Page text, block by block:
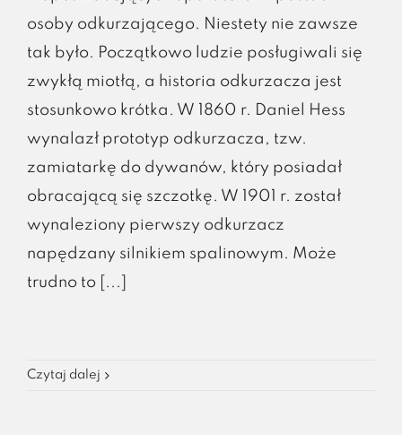
osoby odkurzającego. Niestety nie zawsze
tak było. Początkowo ludzie posługiwali się
zwykłą miotłą, a historia odkurzacza jest
stosunkowo krótka. W 1860 r. Daniel Hess
wynalazł prototyp odkurzacza, tzw.
zamiatarkę do dywanów, który posiadał
obracającą się szczotkę. W 1901 r. został
wynaleziony pierwszy odkurzacz
napędzany silnikiem spalinowym. Może
trudno to [...]
Czytaj dalej